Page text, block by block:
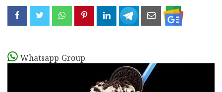
Whatsapp Group